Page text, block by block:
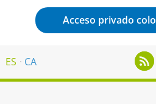
Acceso privado
ES CA